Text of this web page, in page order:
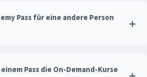
Pass für eine andere Person
Pass die On-Demand-Kurse